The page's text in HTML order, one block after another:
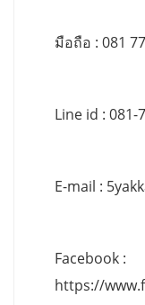
มือถือ : 081
Line id : 081-
E-mail :
Facebook :
https://